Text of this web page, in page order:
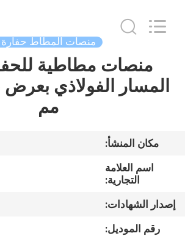
الصفحة
الرئيسية
معلومات
جولة
منصات المطاط حفارة
منصات مطاطية
مم
مكان المنشأ:
اسم العلامة
التجارية:
إصدار الشهادات:
رقم الموديل: